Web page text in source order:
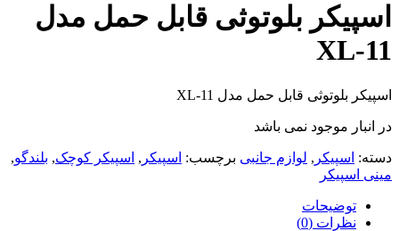
اسپیکر بلوتوثی قابل حمل مدل
XL-11
اسپیکر بلوتوثی قابل حمل مدل XL-11
در انبار موجود نمی باشد
دسته: اسپیکر , لوازم جانبی برچسب: اسپیکر , اسپیکر کوچک, بلندگو,
مینی اسپیکر
توضیحات
نظرات (0)